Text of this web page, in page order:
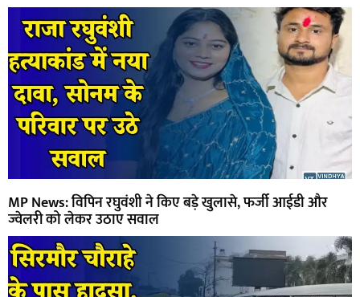
MP News: विपिन रघुवंशी ने किए बड़े खुलासे, फर्जी आईडी और
ज्वेलरी को लेकर उठाए सवाल